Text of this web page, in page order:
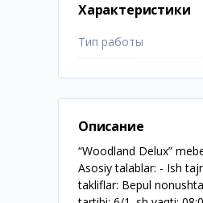
Характеристики
Тип работы
Описание
“Woodland Delux”
Asosiy talablar: - Ish
takliflar: Bepul